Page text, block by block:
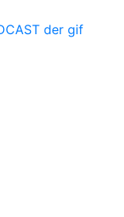
der gif